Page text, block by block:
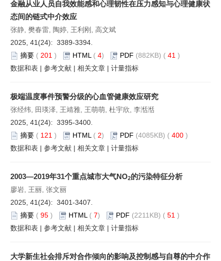
金融从业人员自我效能感和心理韧性在压力感知与心理健康状
态间的链式中介效应
张静, 樊春雷, 陶婷, 王利刚, 高文斌
2025, 41(24): 3389-3394.
摘要 ( 201 ) HTML ( 4) PDF (882KB) ( 41 )
数据和表 | 参考文献 | 相关文章 | 计量指标
极端温度事件预警分级的心血管健康效应研究
张经纬, 田瑛泽, 王靖雅, 王萌萌, 杜宇欣, 李湉湉
2025, 41(24): 3395-3400.
摘要 ( 121 ) HTML ( 2) PDF (4085KB) ( 400 )
数据和表 | 参考文献 | 相关文章 | 计量指标
2003—2019年31个重点城市大气NO2的污染特征分析
廖岩, 王丽, 张文丽
2025, 41(24): 3401-3407.
摘要 ( 95 ) HTML ( 7) PDF (2211KB) ( 51 )
数据和表 | 参考文献 | 相关文章 | 计量指标
大学新生社会排斥对合作倾向的影响及控制感与自尊的中介作